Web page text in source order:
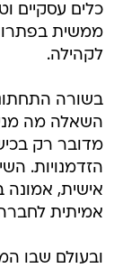
כלים עסקיים
ממשית בפתרון
לקהילה.
בשורה
השאלה מה
מדובר רק
הזדמנויות.
אישית, אמונה
אמיתית
ובעולם שבו